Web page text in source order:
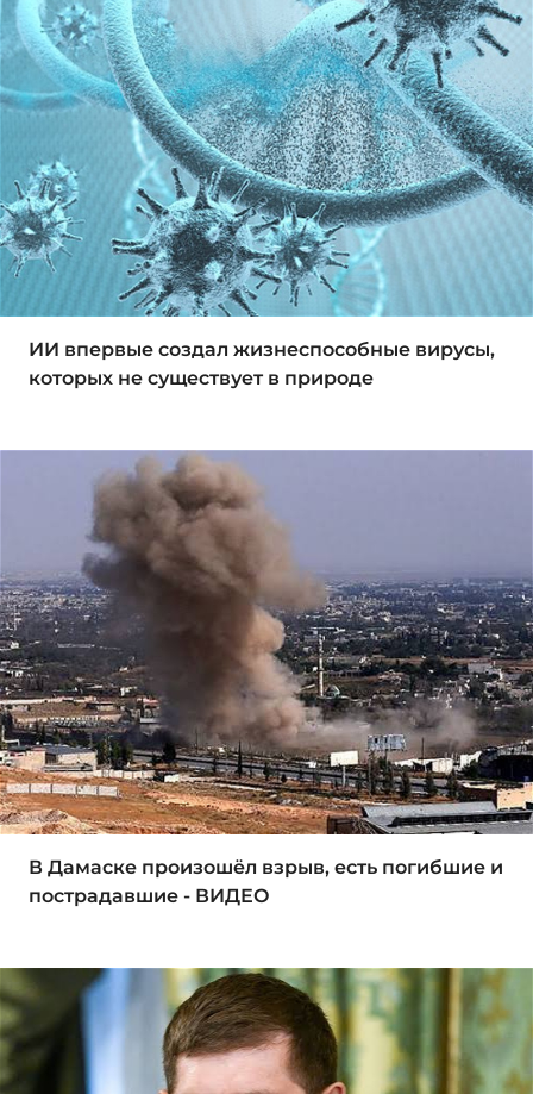
ИИ впервые создал жизнеспособные вирусы,
которых не существует в природе
В Дамаске произошёл взрыв, есть погибшие и
пострадавшие - ВИДЕО